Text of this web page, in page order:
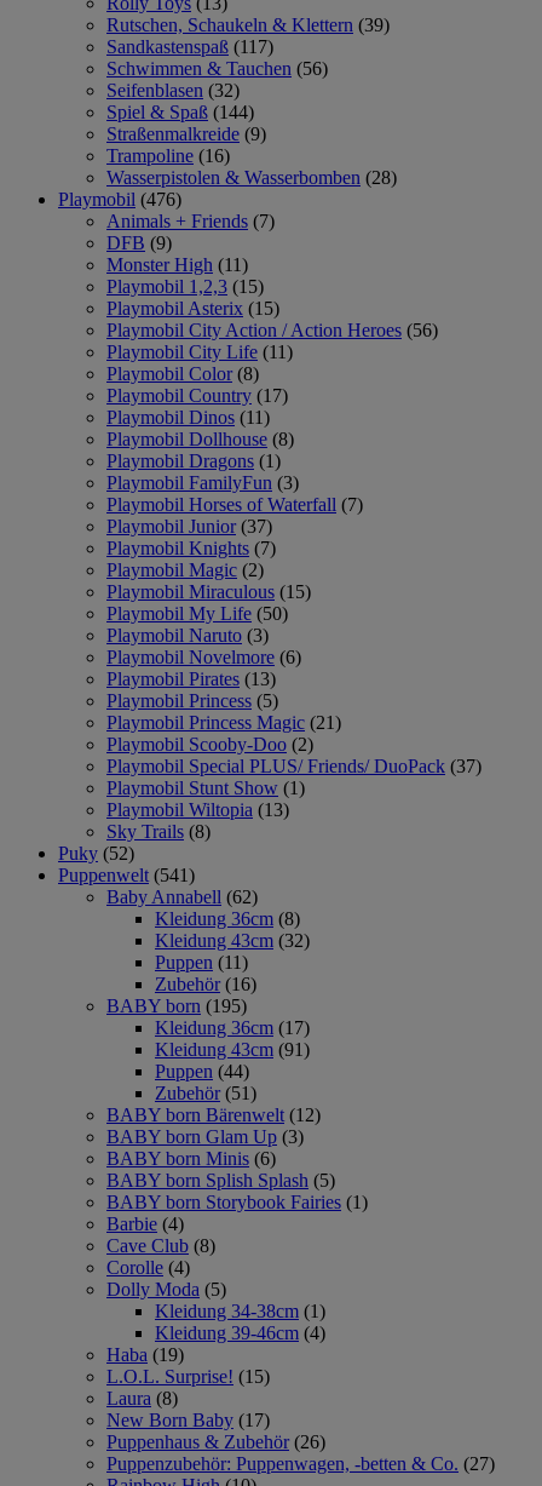
Rutschen, Schaukeln & Klettern (39)
Sandkastenspaß (117)
Schwimmen & Tauchen (56)
Seifenblasen (32)
Spiel & Spaß (144)
Straßenmalkreide (9)
Trampoline (16)
Wasserpistolen & Wasserbomben (28)
Playmobil (476)
Animals + Friends (7)
DFB (9)
Monster High (11)
Playmobil 1,2,3 (15)
Playmobil Asterix (15)
Playmobil City Action / Action Heroes (56)
Playmobil City Life (11)
Playmobil Color (8)
Playmobil Country (17)
Playmobil Dinos (11)
Playmobil Dollhouse (8)
Playmobil Dragons (1)
Playmobil FamilyFun (3)
Playmobil Horses of Waterfall (7)
Playmobil Junior (37)
Playmobil Knights (7)
Playmobil Magic (2)
Playmobil Miraculous (15)
Playmobil My Life (50)
Playmobil Naruto (3)
Playmobil Novelmore (6)
Playmobil Pirates (13)
Playmobil Princess (5)
Playmobil Princess Magic (21)
Playmobil Scooby-Doo (2)
Playmobil Special PLUS/ Friends/ DuoPack (37)
Playmobil Stunt Show (1)
Playmobil Wiltopia (13)
Sky Trails (8)
Puky (52)
Puppenwelt (541)
Baby Annabell (62)
Kleidung 36cm (8)
Kleidung 43cm (32)
Puppen (11)
Zubehör (16)
BABY born (195)
Kleidung 36cm (17)
Kleidung 43cm (91)
Puppen (44)
Zubehör (51)
BABY born Bärenwelt (12)
BABY born Glam Up (3)
BABY born Minis (6)
BABY born Splish Splash (5)
BABY born Storybook Fairies (1)
Barbie (4)
Cave Club (8)
Corolle (4)
Dolly Moda (5)
Kleidung 34-38cm (1)
Kleidung 39-46cm (4)
Haba (19)
L.O.L. Surprise! (15)
Laura (8)
New Born Baby (17)
Puppenhaus & Zubehör (26)
Puppenzubehör: Puppenwagen, -betten & Co. (27)